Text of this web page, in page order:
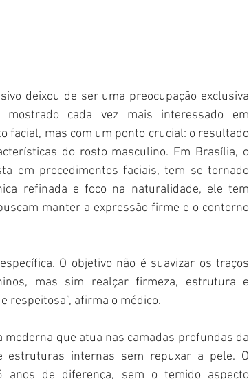
deixou de ser uma preocupação exclusiva
cada vez mais interessado em
facial, mas com um ponto crucial: o resultado
do rosto masculino. Em Brasília, o
em procedimentos faciais, tem se tornado
refinada e foco na naturalidade, ele tem
manter a expressão firme e o contorno
O objetivo não é suavizar os traços
mas sim realçar firmeza, estrutura e
respeitosa”, afirma o médico.
que atua nas camadas profundas da
estruturas internas sem repuxar a pele. O
de diferença, sem o temido aspecto